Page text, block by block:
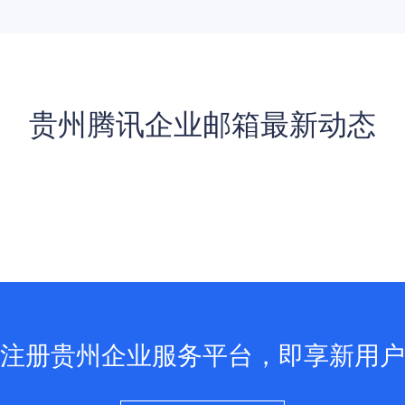
贵州腾讯企业邮箱最新动态
册贵州企业服务平台，即享新用